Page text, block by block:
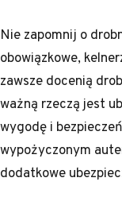
Nie zapomnij o
obowiązkowe,
zawsze docenią
ważną rzeczą jest
wygodę i
wypożyczonym
dodatkowe